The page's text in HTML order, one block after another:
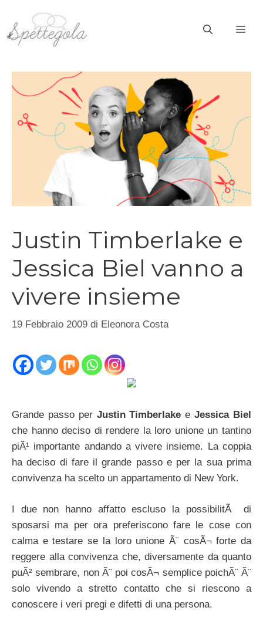
contenuto
Justin Timberlake e
Jessica Biel vanno a
vivere insieme
19 Febbraio 2009 di Eleonora Costa
Grande passo per Justin Timberlake eJessica Biel
che hanno deciso di rendere la loro unione un tantino
piÃ¹ importante andando a vivere insieme. La coppia
ha deciso di fare il grande passo e per la sua prima
convivenza ha scelto un appartamento di New York.
I due non hanno affatto escluso la possibilitÃ di
sposarsi ma per ora preferiscono fare le cose con
calma e testare se la loro unione Ã¨ cosÃ¬ forte da
reggere alla convivenza che, diversamente da quanto
puÃ² sembrare, non Ã¨ poi cosÃ¬ semplice poichÃ¨ Ã¨
solo vivendo a stretto contatto che si riescono a
conoscere i veri pregi e difetti di una persona.